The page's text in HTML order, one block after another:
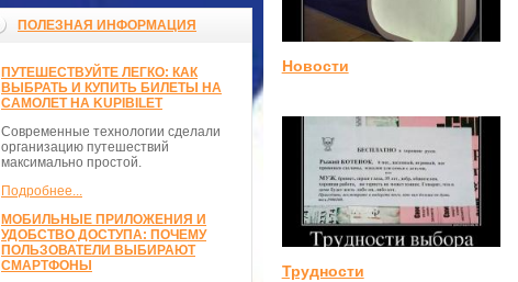
ПОЛЕЗНАЯ ИНФОРМАЦИЯ
ПУТЕШЕСТВУЙТЕ ЛЕГКО: КАК
ВЫБРАТЬ И КУПИТЬ БИЛЕТЫ НА
САМОЛЕТ НА KUPIBILET
Современные технологии сделали
организацию путешествий
максимально простой.
Подробнее...
МОБИЛЬНЫЕ ПРИЛОЖЕНИЯ И
УДОБСТВО ДОСТУПА: ПОЧЕМУ
ПОЛЬЗОВАТЕЛИ ВЫБИРАЮТ
СМАРТФОНЫ
Новости
Трудности